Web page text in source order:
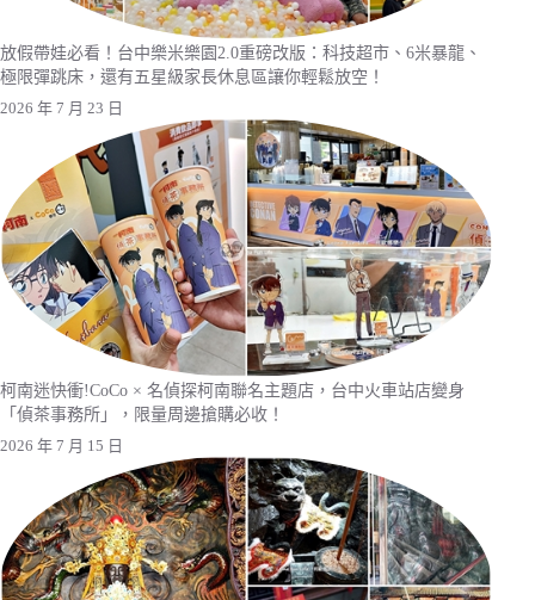
放假帶娃必看！台中樂米樂園2.0重磅改版：科技超市、6米暴龍、
極限彈跳床，還有五星級家長休息區讓你輕鬆放空！
2026 年 7 月 23 日
柯南迷快衝!CoCo × 名偵探柯南聯名主題店，台中火車站店變身
「偵茶事務所」，限量周邊搶購必收！
2026 年 7 月 15 日